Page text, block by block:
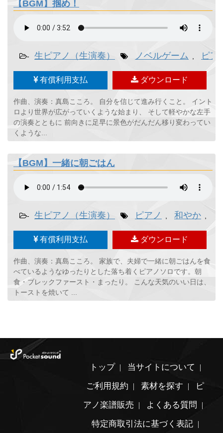
【BGM】掴め！
- 生ピアノ（生演奏） ノベルゲーム ピア
有償利用支払 ダウンロード
作曲、演奏：真島こころ。 自分を信じて進み行くこと。 イント
ロより世界が広がっていくような始まり、 そして軽やかな左手
の演奏とともに 前向きに足早に景色がだんだん移り変わってい
くような...
【BGM】一緒に朝ごはん
- 生ピアノ（生演奏） ピアノ 和やか
有償利用支払 ダウンロード
作曲、演奏：真島こころ。 家族で、夫婦で一緒に朝ごはんを食
べているようなゆったりとした落ち着くピアノソロです。朝
食・ブレックファースト・まったり。 こんな天気のいい日は、
トーストを焼いて ...
トップ
当サイトについて
ご利用規約
素材を探す
ピ
アノ楽譜販売
よくある質問
特定商取引法に基づく表記